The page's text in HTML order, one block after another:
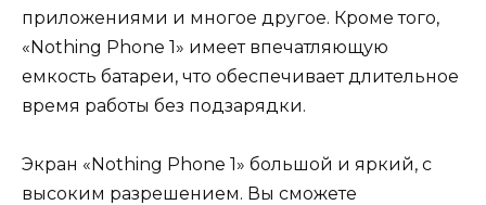
приложениями и многое другое. Кроме того,
«Nothing Phone 1» имеет впечатляющую
емкость батареи, что обеспечивает длительное
время работы без подзарядки.
Экран «Nothing Phone 1» большой и яркий, с
высоким разрешением. Вы сможете